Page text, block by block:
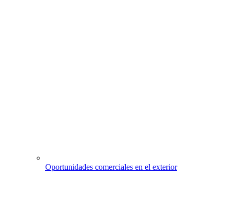
Oportunidades comerciales en el exterior